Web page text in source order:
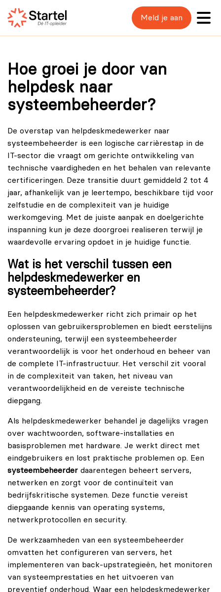
Meld je aan
Hoe groei je door van
helpdesk naar
systeembeheerder?
De overstap van helpdeskmedewerker naar
systeembeheerder is een logische carrièrestap in de
IT-sector die vraagt om gerichte ontwikkeling van
technische vaardigheden en het behalen van relevante
certificeringen. Deze transitie duurt gemiddeld 2 tot 4
jaar, afhankelijk van je leertempo, beschikbare tijd voor
zelfstudie en de complexiteit van je huidige
werkomgeving. Met de juiste aanpak en doelgerichte
inspanning kun je deze doorgroei realiseren terwijl je
waardevolle ervaring opdoet in je huidige functie.
Wat is het verschil tussen een
helpdeskmedewerker en
systeembeheerder?
Een helpdeskmedewerker richt zich primair op het
oplossen van gebruikersproblemen en biedt eerstelijns
ondersteuning, terwijl een systeembeheerder
verantwoordelijk is voor het onderhoud en beheer van
de complete IT-infrastructuur. Het verschil zit vooral
in de complexiteit van taken, het niveau van
verantwoordelijkheid en de vereiste technische
diepgang.
Als helpdeskmedewerker behandel je dagelijks vragen
over wachtwoorden, software-installaties en
basisproblemen met hardware. Je werkt direct met
eindgebruikers en lost praktische problemen op. Een
systeembeheerder daarentegen beheert servers,
netwerken en zorgt voor de continuïteit van
bedrijfskritische systemen. Deze functie vereist
diepgaande kennis van operating systems,
netwerkprotocollen en security.
De werkzaamheden van een systeembeheerder
omvatten het configureren van servers, het
implementeren van back-upstrategieën, het monitoren
van systeemprestaties en het uitvoeren van
preventief onderhoud. Waar een helpdeskmedewerker